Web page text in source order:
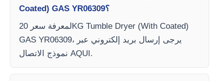
Coated) GAS YR06309؟
لمعرفة سعر 20KG Tumble Dryer (With Coated)
GAS YR06309، يرجى إرسال بريد إلكتروني عبر
نموذج الاتصال AQUI.